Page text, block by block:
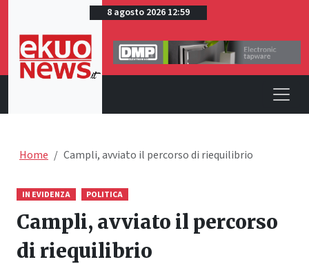
8 agosto 2026 12:59
Home Campli, avviato il percorso di riequilibrio
IN EVIDENZA POLITICA
Campli, avviato il percorso
di riequilibrio